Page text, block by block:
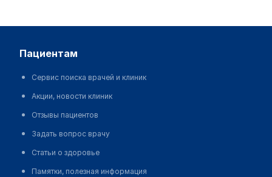
ущерб, возникший в результате использования
данного сайта
пациентам
Сервис поиска врачей и клиник
Акции, новости клиник
Отзывы пациентов
Задать вопрос врачу
Статьи о здоровье
Памятки, полезная информация